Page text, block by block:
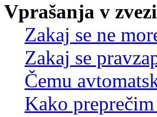
Vprašanja v
Zakaj se ne
Zakaj se
Čemu
Kako